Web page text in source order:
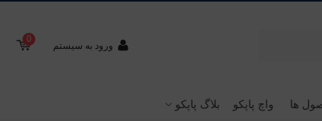
ورود به سیستم
0
ها واچ پاپکو بلاگ پاپکو